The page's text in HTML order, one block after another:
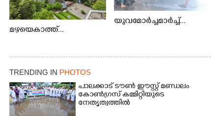
മഴയെകാത്ത്...
യുവമോർച്ചമാർച്ച്...
TRENDING IN PHOTOS
പാലക്കാട് ടൗൺ ഈസ്റ്റ് മണ്ഡലം
കോൺഗ്രസ് കമ്മിറ്റിയുടെ
നേതൃത്വത്തിൽ